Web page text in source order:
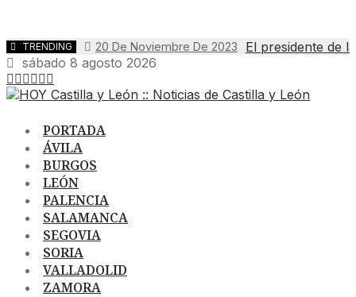
TRENDING 20 De Noviembre De 2023
El presidente de
sábado 8 agosto 2026
PORTADA
ÁVILA
BURGOS
LEÓN
PALENCIA
SALAMANCA
SEGOVIA
SORIA
VALLADOLID
ZAMORA